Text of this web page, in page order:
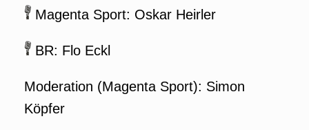
Magenta Sport: Oskar Heirler
BR: Flo Eckl
Moderation (Magenta Sport): Simon
Köpfer